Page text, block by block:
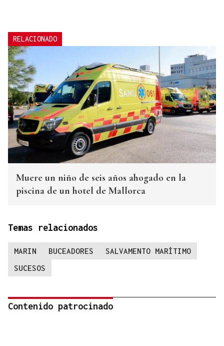
RELACIONADO
Muere un niño de seis años ahogado en la
piscina de un hotel de Mallorca
Temas relacionados
MARIN BUCEADORES
SALVAMENTO MARÍTIMO
SUCESOS
Contenido patrocinado